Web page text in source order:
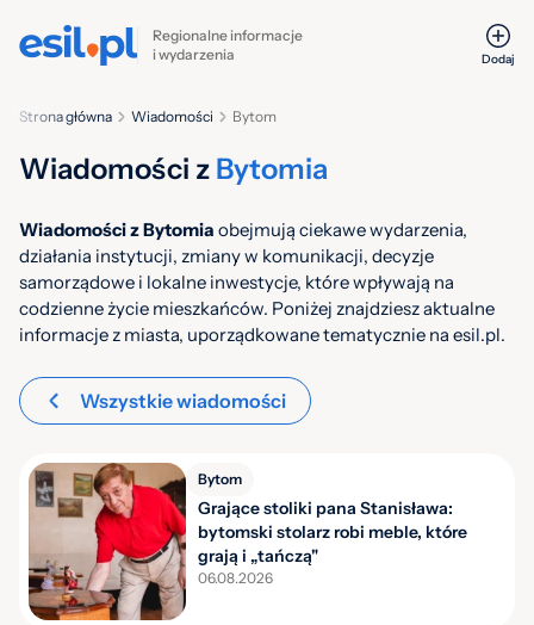
Regionalne informacje
i wydarzenia
Dodaj
Bytom
Wiadomości
Strona główna
Wiadomości z Bytomia
Wiadomości z Bytomia obejmują ciekawe wydarzenia,
działania instytucji, zmiany w komunikacji, decyzje
samorządowe i lokalne inwestycje, które wpływają na
codzienne życie mieszkańców. Poniżej znajdziesz aktualne
informacje z miasta, uporządkowane tematycznie na esil.pl.
Wszystkie wiadomości
Bytom
Grające stoliki pana Stanisława:
bytomski stolarz robi meble, które
grają i „tańczą"
06.08.2026